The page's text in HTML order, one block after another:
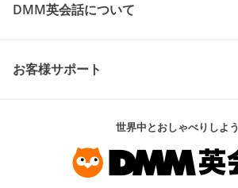
DMM英会話について
お客様サポート
世界中とおしゃべりしよう